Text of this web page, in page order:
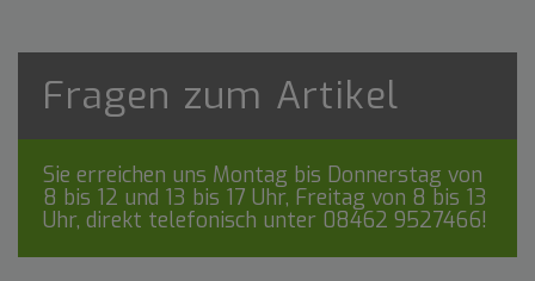
Fragen zum Artikel
Sie erreichen uns Montag bis Donnerstag von
8 bis 12 und 13 bis 17 Uhr, Freitag von 8 bis 13
Uhr, direkt telefonisch unter 08462 9527466!